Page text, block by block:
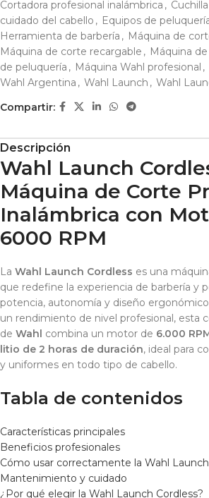
Cortadora profesional inalámbrica ,
cuidado del cabello , Equipos de
Herramienta de barbería , Máquina de
Máquina de corte recargable , Máquina
de peluquería , Máquina Wahl profesional ,
Wahl Argentina , Wahl Launch , Wahl
Compartir:
Descripción
Wahl Launch
Máquina de Corte
Inalámbrica con
6000 RPM
La Wahl Launch Cordless es una
que redefine la experiencia de barbería y
potencia, autonomía y diseño
un rendimiento de nivel profesional, esta
de Wahl combina un motor de 6.000
litio de 2 horas de duración, ideal para
y uniformes en todo tipo de cabello.
Tabla de contenidos
Características principales
Beneficios profesionales
Cómo usar correctamente la Wahl
Mantenimiento y cuidado
¿Por qué elegir la Wahl Launch Cordless?